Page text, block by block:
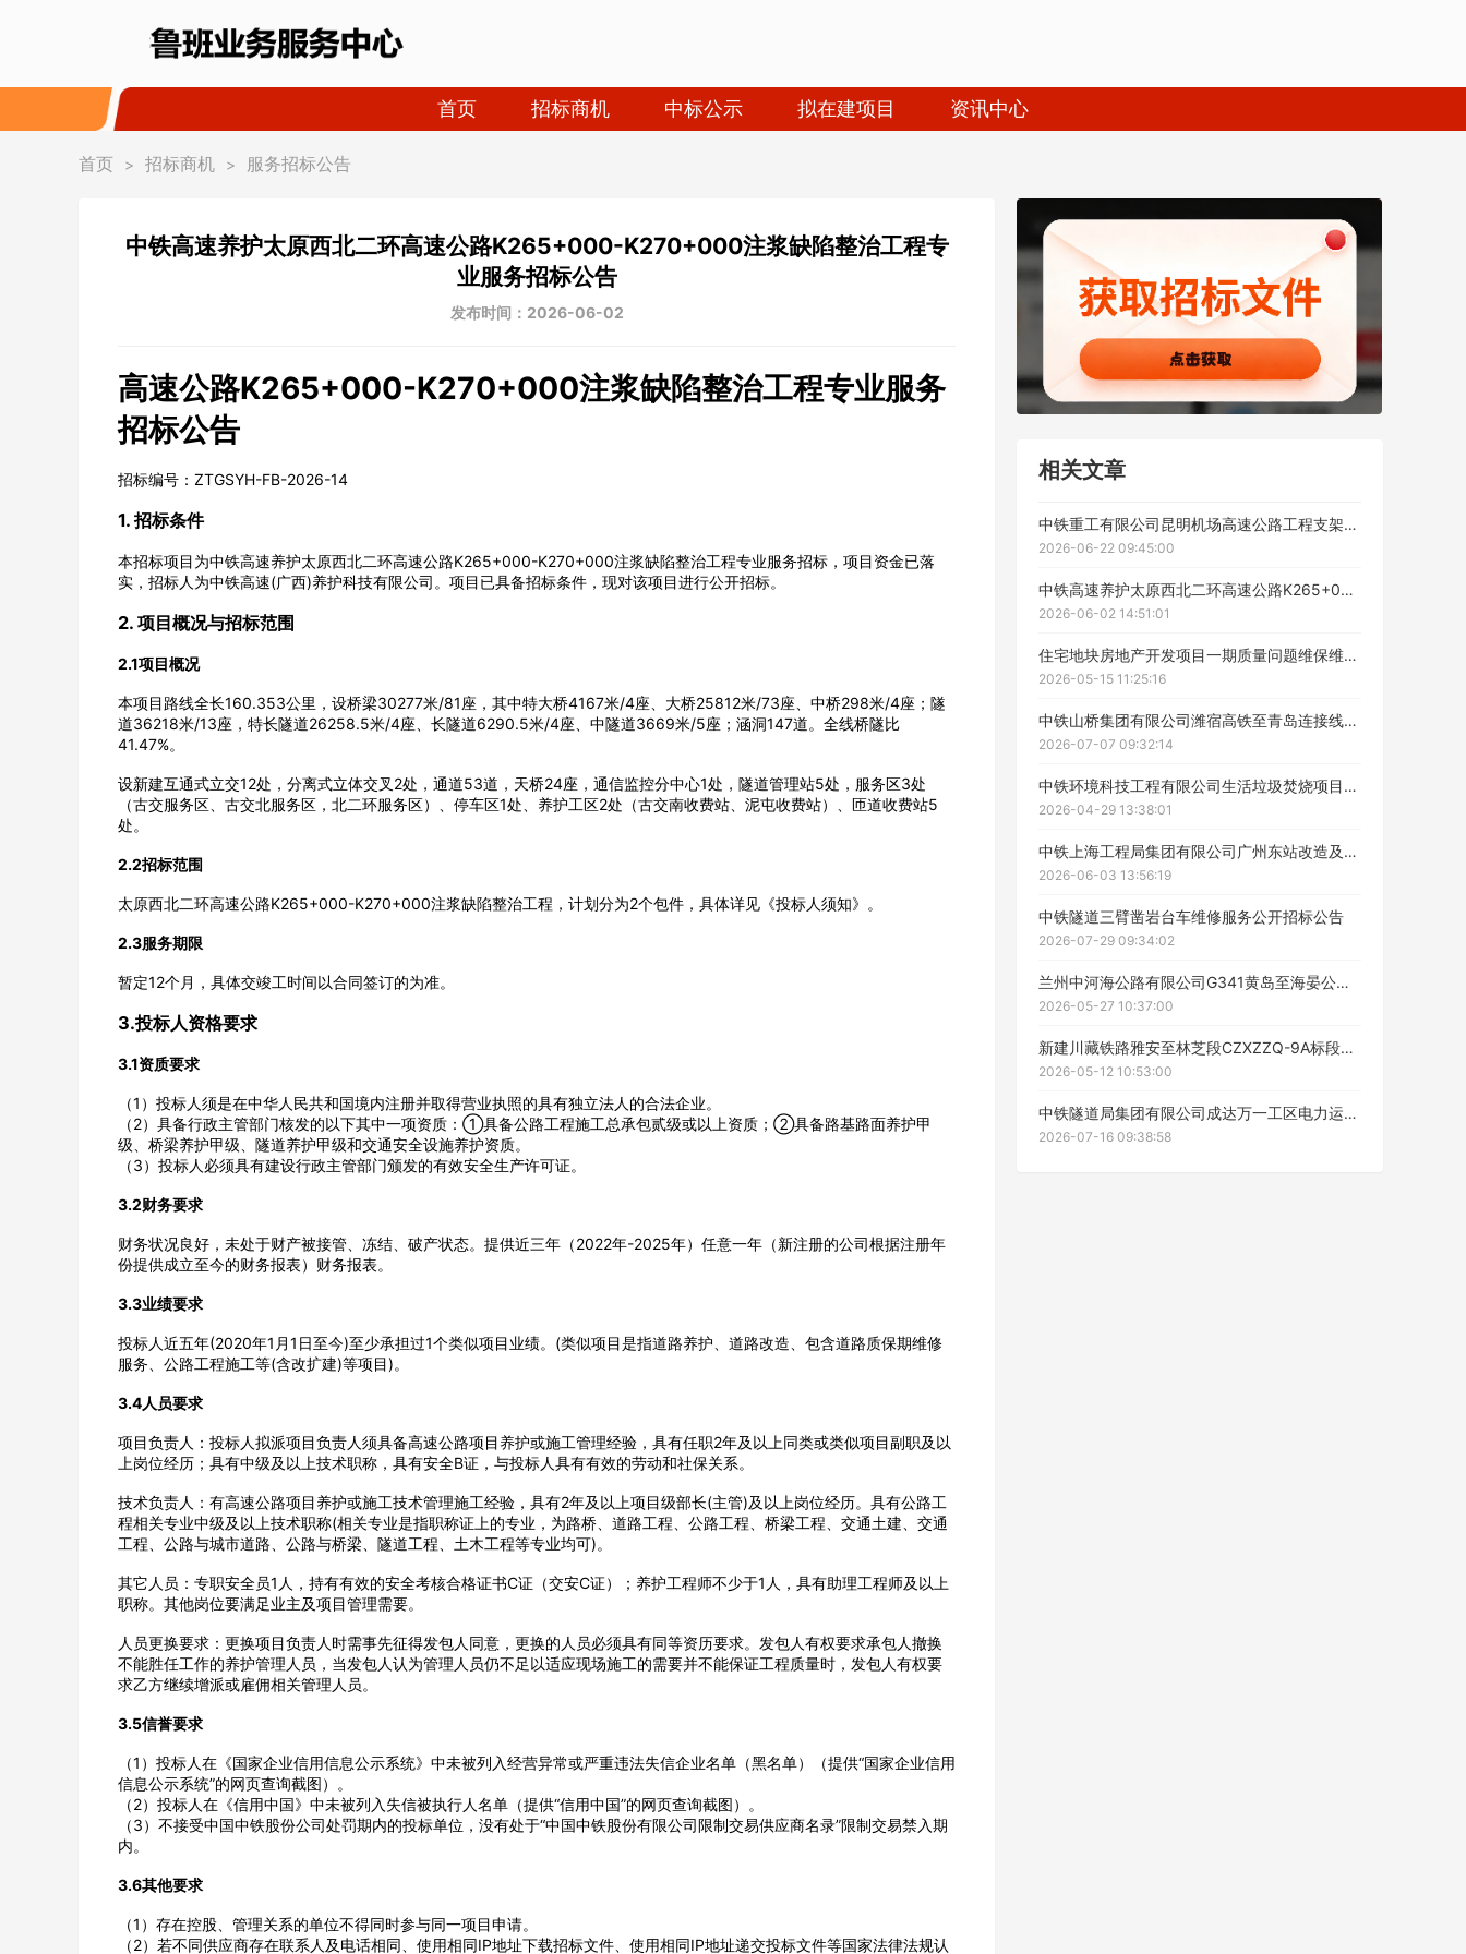
首页 招标商机 中标公示 拟在建项目 资讯中心
首页 > 招标商机 > 服务招标公告
中铁高速养护太原西北二环高速公路K265+000-K270+000注浆缺陷整治工程专
业服务招标公告
发布时间：2026-06-02
高速公路K265+000-K270+000注浆缺陷整治工程专业服务
招标公告
招标编号：ZTGSYH-FB-2026-14
1. 招标条件
本招标项目为中铁高速养护太原西北二环高速公路K265+000-K270+000注浆缺陷整治工程专业服务招标，项目资金已落
实，招标人为中铁高速(广西)养护科技有限公司。项目已具备招标条件，现对该项目进行公开招标。
2. 项目概况与招标范围
2.1项目概况
本项目路线全长160.353公里，设桥梁30277米/81座，其中特大桥4167米/4座、大桥25812米/73座、中桥298米/4座；隧
道36218米/13座，特长隧道26258.5米/4座、长隧道6290.5米/4座、中隧道3669米/5座；涵洞147道。全线桥隧比
41.47%。
设新建互通式立交12处，分离式立体交叉2处，通道53道，天桥24座，通信监控分中心1处，隧道管理站5处，服务区3处
（古交服务区、古交北服务区，北二环服务区）、停车区1处、养护工区2处（古交南收费站、泥屯收费站）、匝道收费站5
处。
2.2招标范围
太原西北二环高速公路K265+000-K270+000注浆缺陷整治工程，计划分为2个包件，具体详见《投标人须知》。
2.3服务期限
暂定12个月，具体交竣工时间以合同签订的为准。
3.投标人资格要求
3.1资质要求
（1）投标人须是在中华人民共和国境内注册并取得营业执照的具有独立法人的合法企业。
（2）具备行政主管部门核发的以下其中一项资质：①具备公路工程施工总承包贰级或以上资质；②具备路基路面养护甲
级、桥梁养护甲级、隧道养护甲级和交通安全设施养护资质。
（3）投标人必须具有建设行政主管部门颁发的有效安全生产许可证。
3.2财务要求
财务状况良好，未处于财产被接管、冻结、破产状态。提供近三年（2022年-2025年）任意一年（新注册的公司根据注册年
份提供成立至今的财务报表）财务报表。
3.3业绩要求
投标人近五年(2020年1月1日至今)至少承担过1个类似项目业绩。(类似项目是指道路养护、道路改造、包含道路质保期维修
服务、公路工程施工等(含改扩建)等项目)。
3.4人员要求
项目负责人：投标人拟派项目负责人须具备高速公路项目养护或施工管理经验，具有任职2年及以上同类或类似项目副职及以
上岗位经历；具有中级及以上技术职称，具有安全B证，与投标人具有有效的劳动和社保关系。
技术负责人：有高速公路项目养护或施工技术管理施工经验，具有2年及以上项目级部长(主管)及以上岗位经历。具有公路工
程相关专业中级及以上技术职称(相关专业是指职称证上的专业，为路桥、道路工程、公路工程、桥梁工程、交通土建、交通
工程、公路与城市道路、公路与桥梁、隧道工程、土木工程等专业均可)。
其它人员：专职安全员1人，持有有效的安全考核合格证书C证（交安C证）；养护工程师不少于1人，具有助理工程师及以上
职称。其他岗位要满足业主及项目管理需要。
人员更换要求：更换项目负责人时需事先征得发包人同意，更换的人员必须具有同等资历要求。发包人有权要求承包人撤换
不能胜任工作的养护管理人员，当发包人认为管理人员仍不足以适应现场施工的需要并不能保证工程质量时，发包人有权要
求乙方继续增派或雇佣相关管理人员。
3.5信誉要求
（1）投标人在《国家企业信用信息公示系统》中未被列入经营异常或严重违法失信企业名单（黑名单）（提供“国家企业信用
信息公示系统”的网页查询截图）。
（2）投标人在《信用中国》中未被列入失信被执行人名单（提供“信用中国”的网页查询截图）。
（3）不接受中国中铁股份公司处罚期内的投标单位，没有处于“中国中铁股份有限公司限制交易供应商名录”限制交易禁入期
内。
3.6其他要求
（1）存在控股、管理关系的单位不得同时参与同一项目申请。
（2）若不同供应商存在联系人及电话相同、使用相同IP地址下载招标文件、使用相同IP地址递交投标文件等国家法律法规认
相关文章
中铁重工有限公司昆明机场高速公路工程支架材料租赁服务招标公告
2026-06-22 09:45:00
中铁高速养护太原西北二环高速公路K265+000-K270+000注浆缺陷整治工程专业服务招标公告
2026-06-02 14:51:01
住宅地块房地产开发项目一期质量问题维保维修服务招标招标公告
2026-05-15 11:25:16
中铁山桥集团有限公司潍宿高铁至青岛连接线1标钢横梁工程项目、潍宿高铁临沂段钢桁梁钢拱架工程项目钢横梁运输招标公告
2026-07-07 09:32:14
中铁环境科技工程有限公司生活垃圾焚烧项目造价咨询服务公开招标采购招标公告
2026-04-29 13:38:01
中铁上海工程局集团有限公司广州东站改造及广州东至新塘五六线WLXSG5标项目经理部实体检测技术服务招标公告
2026-06-03 13:56:19
中铁隧道三臂凿岩台车维修服务公开招标公告
2026-07-29 09:34:02
兰州中河海公路有限公司G341黄岛至海晏公路中川至河桥段改扩建范围桥涵、道路及房建工程检测技术服务招标公告
2026-05-27 10:37:00
新建川藏铁路雅安至林芝段CZXZZQ-9A标段项目经理部二分部变频器维修服务公开招标招标公告
2026-05-12 10:53:00
中铁隧道局集团有限公司成达万一工区电力运维服务招标公告
2026-07-16 09:38:58
ဆ
公司名称 公司所在地
经办人 联系方式
填写联系电话后会有服务中心的工作人员给您致电！
立即入驻